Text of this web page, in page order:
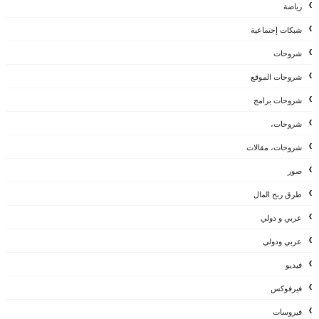
رياضة
شبكات إجتماعية
شروحات
شروحات الموقع
شروحات برامج
شروحات،
شروحات، مقالات
صور
طرق ربح المال
عربي و دولي
عربي ودولي
فيديو
فيرفوكس
فيروسات